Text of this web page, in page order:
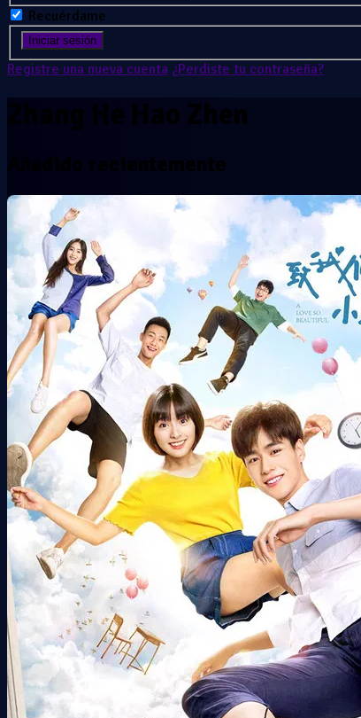
Recuérdame
Registre una nueva cuenta ¿Perdiste tu contraseña?
Zhang He Hao Zhen
Añadido recientemente